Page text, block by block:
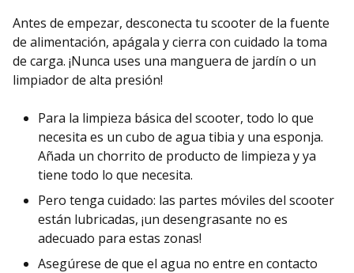
Antes de empezar, desconecta tu scooter de la fuente
de alimentación, apágala y cierra con cuidado la toma
de carga. ¡Nunca uses una manguera de jardín o un
limpiador de alta presión!
Para la limpieza básica del scooter, todo lo que
necesita es un cubo de agua tibia y una esponja.
Añada un chorrito de producto de limpieza y ya
tiene todo lo que necesita.
Pero tenga cuidado: las partes móviles del scooter
están lubricadas, ¡un desengrasante no es
adecuado para estas zonas!
Asegúrese de que el agua no entre en contacto